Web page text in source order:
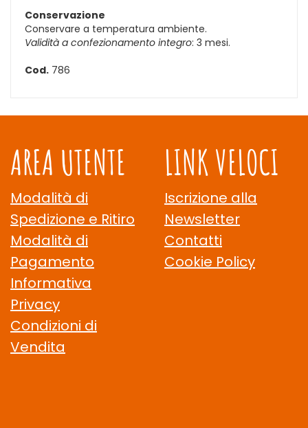
Conservazione
Conservare a temperatura ambiente.
Validità a confezionamento integro: 3 mesi.
Cod. 786
AREA UTENTE
Modalità di
Spedizione e Ritiro
Modalità di
Pagamento
Informativa
Privacy
Condizioni di
Vendita
LINK VELOCI
Iscrizione alla
Newsletter
Contatti
Cookie Policy